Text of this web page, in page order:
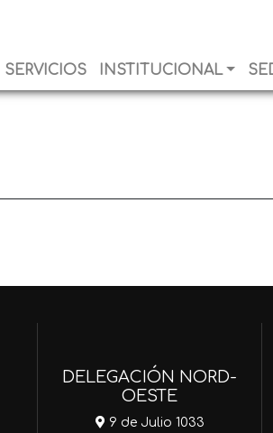
SERVICIOS INSTITUCIONAL
DELEGACIÓN NORD-
OESTE
9 de Julio 1033